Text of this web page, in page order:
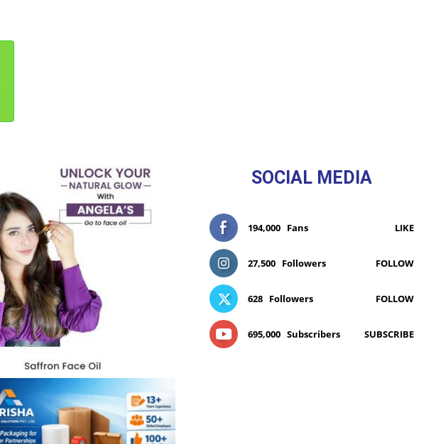
SOCIAL MEDIA
194,000 Fans LIKE
27,500 Followers FOLLOW
628 Followers FOLLOW
695,000 Subscribers SUBSCRIBE